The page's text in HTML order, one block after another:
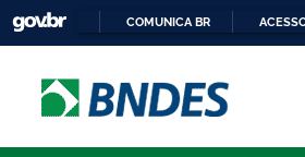
COMUNICA BR